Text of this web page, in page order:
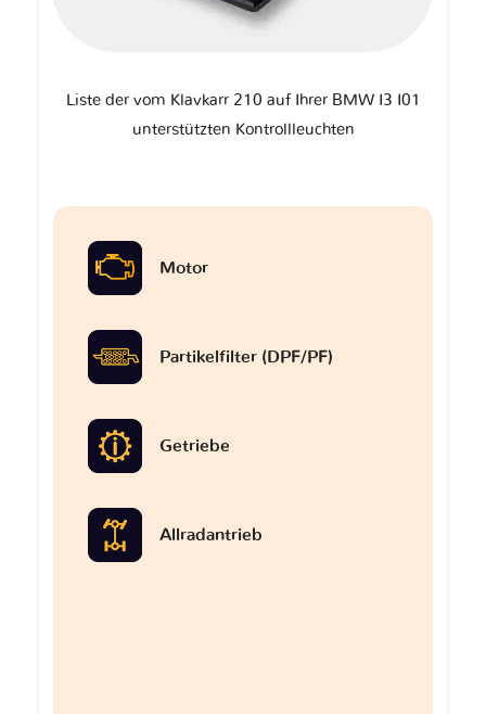
Liste der vom Klavkarr 210 auf Ihrer BMW I3 I01
unterstützten Kontrollleuchten
Motor
Partikelfilter (DPF/PF)
Getriebe
Allradantrieb